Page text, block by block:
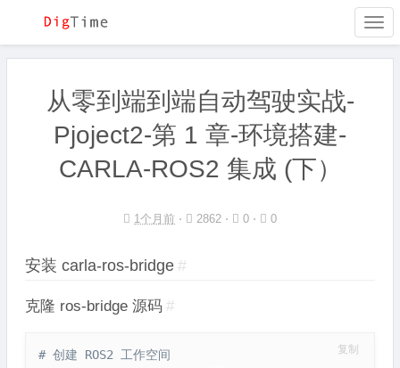
从零到端到端自动驾驶实战-
Pjoject2-第 1 章-环境搭建-
CARLA-ROS2 集成 (下）
1个月前 ⋅ 2862 ⋅ 0 ⋅ 0
安装 carla-ros-bridge #
克隆 ros-bridge 源码 #
# 创建 ROS2 工作空间
复制